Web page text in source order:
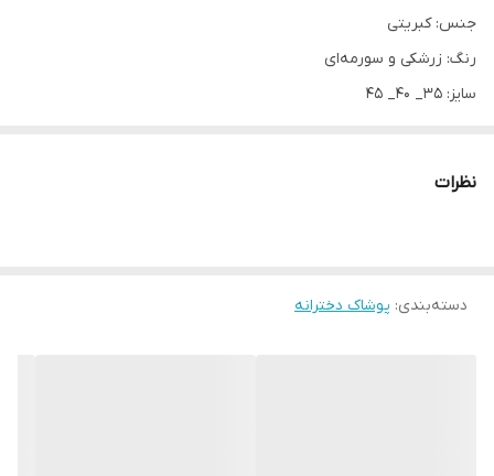
جنس: کبریتی
رنگ: زرشکی و سورمه‌ای
سایز: ۳۵_ ۴۰_ ۴۵
نظرات
دسته‌بندی: پوشاک دخترانه